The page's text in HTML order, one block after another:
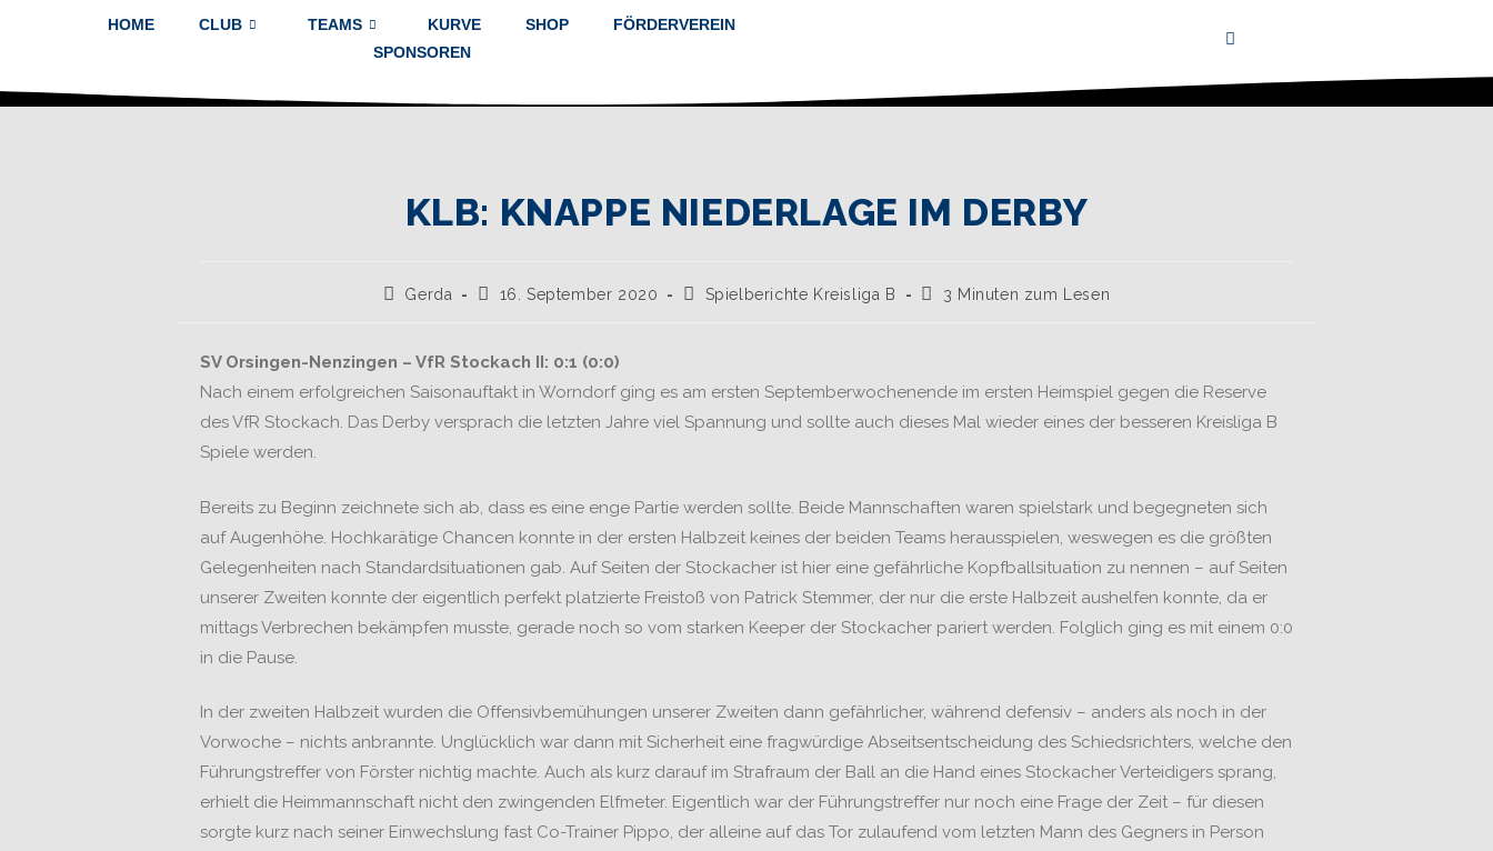
HOME CLUB TEAMS KURVE SHOP
FÖRDERVEREIN
SPONSOREN
KLB: KNAPPE NIEDERLAGE IM DERBY
Gerda 16. September 2020 Spielberichte Kreisliga B 3 Minuten zum Lesen
SV Orsingen-Nenzingen – VfR Stockach II: 0:1 (0:0)
Nach einem erfolgreichen Saisonauftakt in Worndorf ging es am ersten Septemberwochenende im ersten Heimspiel gegen die Reserve
des VfR Stockach. Das Derby versprach die letzten Jahre viel Spannung und sollte auch dieses Mal wieder eines der besseren Kreisliga B
Spiele werden.
Bereits zu Beginn zeichnete sich ab, dass es eine enge Partie werden sollte. Beide Mannschaften waren spielstark und begegneten sich
auf Augenhöhe. Hochkarätige Chancen konnte in der ersten Halbzeit keines der beiden Teams herausspielen, weswegen es die größten
Gelegenheiten nach Standardsituationen gab. Auf Seiten der Stockacher ist hier eine gefährliche Kopfballsituation zu nennen – auf Seiten
unserer Zweiten konnte der eigentlich perfekt platzierte Freistoß von Patrick Stemmer, der nur die erste Halbzeit aushelfen konnte, da er
mittags Verbrechen bekämpfen musste, gerade noch so vom starken Keeper der Stockacher pariert werden. Folglich ging es mit einem 0:0
in die Pause.
In der zweiten Halbzeit wurden die Offensivbemühungen unserer Zweiten dann gefährlicher, während defensiv – anders als noch in der
Vorwoche – nichts anbrannte. Unglücklich war dann mit Sicherheit eine fragwürdige Abseitsentscheidung des Schiedsrichters, welche den
Führungstreffer von Förster nichtig machte. Auch als kurz darauf im Strafraum der Ball an die Hand eines Stockacher Verteidigers sprang,
erhielt die Heimmannschaft nicht den zwingenden Elfmeter. Eigentlich war der Führungstreffer nur noch eine Frage der Zeit – für diesen
sorgte kurz nach seiner Einwechslung fast Co-Trainer Pippo, der alleine auf das Tor zulaufend vom letzten Mann des Gegners in Person